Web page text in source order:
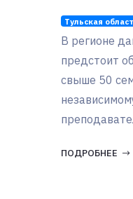
Тульская
В регионе
предстоит
свыше 50
ПОДРОБНЕЕ